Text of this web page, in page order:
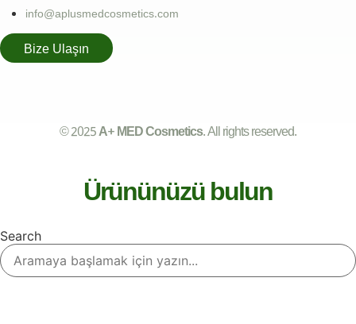
info@aplusmedcosmetics.com
Bize Ulaşın
© 2025A+ MED Cosmetics. All rights reserved.
Ürününüzü bulun​
Search